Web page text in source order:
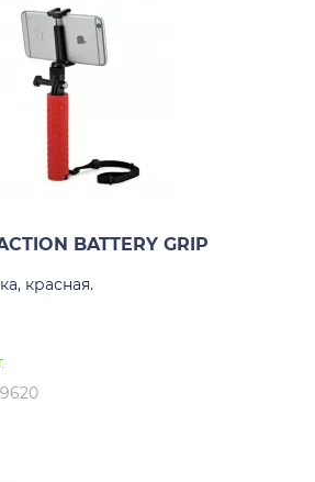
BATTERY GRIP
красная.